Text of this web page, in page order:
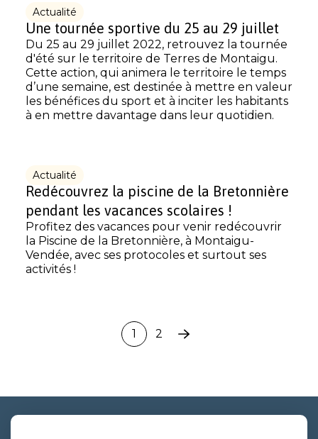
Actualité
Une tournée sportive du 25 au 29 juillet
Du 25 au 29 juillet 2022, retrouvez la tournée
d'été sur le territoire de Terres de Montaigu.
Cette action, qui animera le territoire le temps
d’une semaine, est destinée à mettre en valeur
les bénéfices du sport et à inciter les habitants
à en mettre davantage dans leur quotidien.
Actualité
Redécouvrez la piscine de la Bretonnière
pendant les vacances scolaires !
Profitez des vacances pour venir redécouvrir
la Piscine de la Bretonnière, à Montaigu-
Vendée, avec ses protocoles et surtout ses
activités !
1 2
Page